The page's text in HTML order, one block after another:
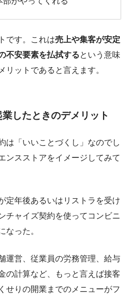
です。これは売上や集客が安定
不安要素を払拭するという意味
リットであると言えます。
したときのデメリット
は「いいことづくし」なのでし
ンスストアをイメージしてみて
定年後あるいはリストラを受け
チャイズ契約を使ってコンビニ
なった。
運営、従業員の労務管理、給与
の計算など、もっと言えば接客
せりの開業までのメニューがフ